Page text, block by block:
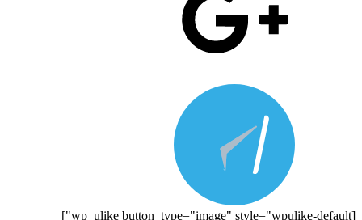
[wp_ulike button_type="image" style="wpulike-default"]